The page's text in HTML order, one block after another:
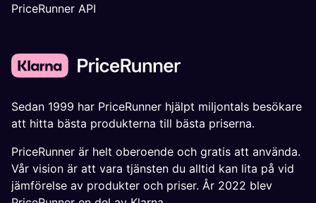
PriceRunner API
Sedan 1999 har PriceRunner hjälpt miljontals besökare
att hitta bästa produkterna till bästa priserna.
PriceRunner är helt oberoende och gratis att använda.
Vår vision är att vara tjänsten du alltid kan lita på vid
jämförelse av produkter och priser. År 2022 blev